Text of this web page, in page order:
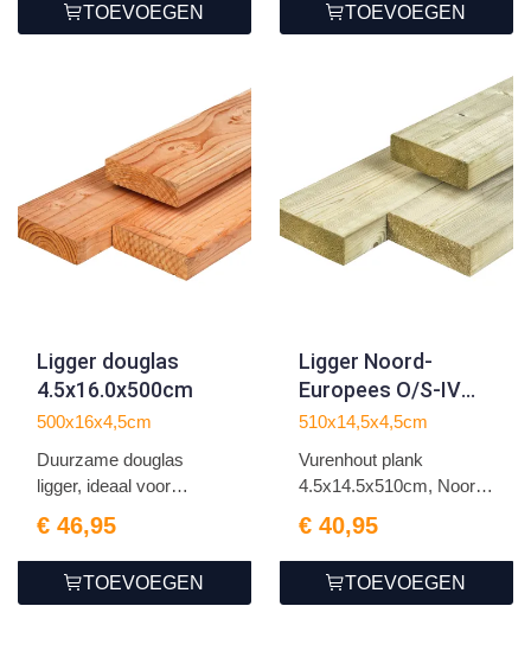
TOEVOEGEN TOEVOEGEN
Ligger douglas
4.5x16.0x500cm
500x16x4,5cm
Duurzame douglas
ligger, ideaal voor
€ 46,95
TOEVOEGEN
Ligger Noord-
Europees O/S-IV
vuren
510x14,5x4,5cm
Vurenhout plank
4.5x14.5x510cm, Noord-
€ 40,95
TOEVOEGEN